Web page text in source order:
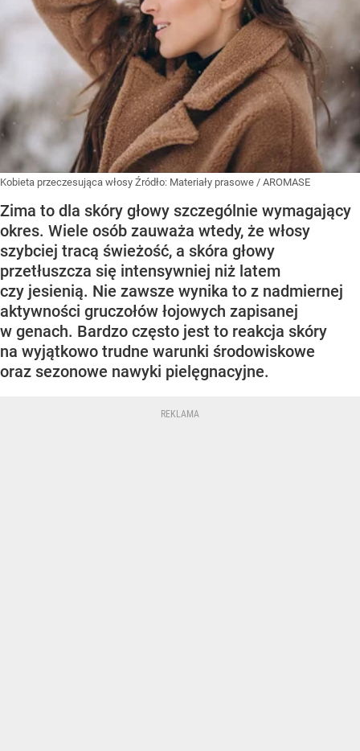
Kobieta przeczesująca włosy Źródło: Materiały prasowe / AROMASE
Zima to dla skóry głowy szczególnie wymagający
okres. Wiele osób zauważa wtedy, że włosy
szybciej tracą świeżość, a skóra głowy
przetłuszcza się intensywniej niż latem
czy jesienią. Nie zawsze wynika to z nadmiernej
aktywności gruczołów łojowych zapisanej
w genach. Bardzo często jest to reakcja skóry
na wyjątkowo trudne warunki środowiskowe
oraz sezonowe nawyki pielęgnacyjne.